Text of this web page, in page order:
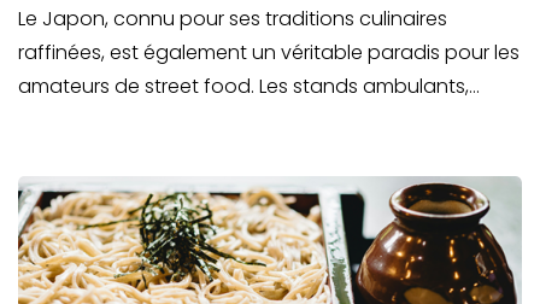
Le Japon, connu pour ses traditions culinaires
raffinées, est également un véritable paradis pour les
amateurs de street food. Les stands ambulants,…